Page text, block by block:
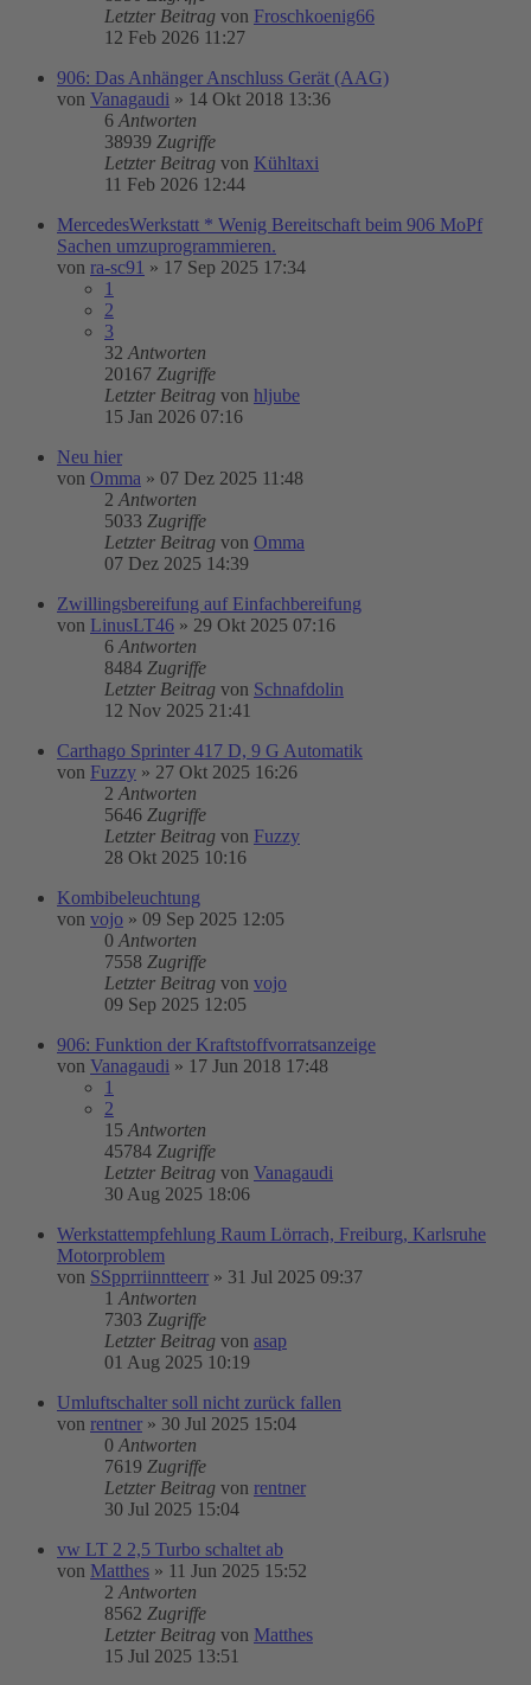
Letzter Beitrag von Froschkoenig66
12 Feb 2026 11:27
906: Das Anhänger Anschluss Gerät (AAG)
von Vanagaudi » 14 Okt 2018 13:36
6 Antworten
38939 Zugriffe
Letzter Beitrag von Kühltaxi
11 Feb 2026 12:44
MercedesWerkstatt * Wenig Bereitschaft beim 906 MoPf
Sachen umzuprogrammieren.
von ra-sc91 » 17 Sep 2025 17:34
1
2
3
32 Antworten
20167 Zugriffe
Letzter Beitrag von hljube
15 Jan 2026 07:16
Neu hier
von Omma » 07 Dez 2025 11:48
2 Antworten
5033 Zugriffe
Letzter Beitrag von Omma
07 Dez 2025 14:39
Zwillingsbereifung auf Einfachbereifung
von LinusLT46 » 29 Okt 2025 07:16
6 Antworten
8484 Zugriffe
Letzter Beitrag von Schnafdolin
12 Nov 2025 21:41
Carthago Sprinter 417 D, 9 G Automatik
von Fuzzy » 27 Okt 2025 16:26
2 Antworten
5646 Zugriffe
Letzter Beitrag von Fuzzy
28 Okt 2025 10:16
Kombibeleuchtung
von vojo » 09 Sep 2025 12:05
0 Antworten
7558 Zugriffe
Letzter Beitrag von vojo
09 Sep 2025 12:05
906: Funktion der Kraftstoffvorratsanzeige
von Vanagaudi » 17 Jun 2018 17:48
1
2
15 Antworten
45784 Zugriffe
Letzter Beitrag von Vanagaudi
30 Aug 2025 18:06
Werkstattempfehlung Raum Lörrach, Freiburg, Karlsruhe
Motorproblem
von SSpprriinntteerr » 31 Jul 2025 09:37
1 Antworten
7303 Zugriffe
Letzter Beitrag von asap
01 Aug 2025 10:19
Umluftschalter soll nicht zurück fallen
von rentner » 30 Jul 2025 15:04
0 Antworten
7619 Zugriffe
Letzter Beitrag von rentner
30 Jul 2025 15:04
vw LT 2 2,5 Turbo schaltet ab
von Matthes » 11 Jun 2025 15:52
2 Antworten
8562 Zugriffe
Letzter Beitrag von Matthes
15 Jul 2025 13:51